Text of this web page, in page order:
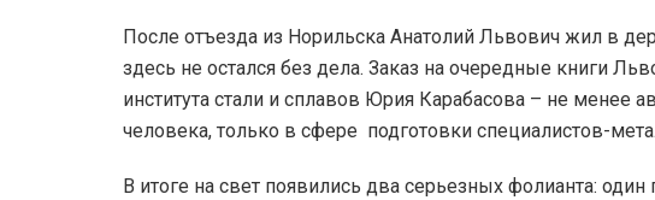
После отъезда из Норильска Анатолий Львович жил в
здесь не остался без дела. Заказ на очередные книги
института стали и сплавов Юрия Карабасова – не менее
человека, только в сфере подготовки специалистов-
В итоге на свет появились два серьезных фолианта: